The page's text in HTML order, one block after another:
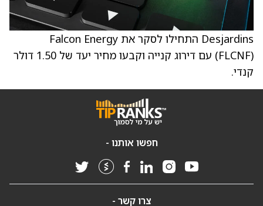
Desjardins התחילו לסקר את Falcon Energy
(FLCNF) עם דירוג קנייה וקבעו מחיר יעד של 1.50 דולר
קנדי.
חפשו אותנו -
צרו קשר -